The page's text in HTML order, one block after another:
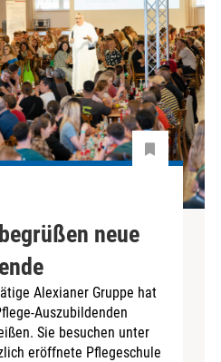
neue
Alexianer Gruppe hat
Auszubildenden
Sie besuchen unter
eröffnete Pflegeschule